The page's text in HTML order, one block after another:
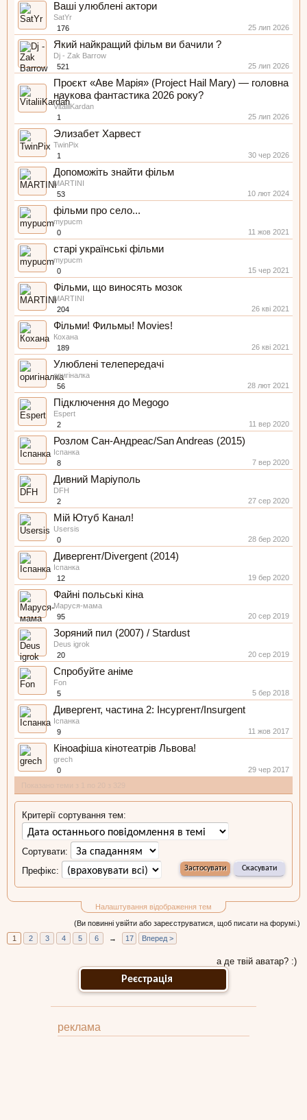
Ваші улюблені актори
SatYr
176
25 лип 2026
Який найкращий фільм ви бачили ?
Dj - Zak Barrow
521
25 лип 2026
Проєкт «Аве Марія» (Project Hail Mary) — головна
наукова фантастика 2026 року?
VitaliiKardan
1
25 лип 2026
Элизабет Харвест
TwinPix
1
30 чер 2026
Допоможіть знайти фільм
MARTINI
53
10 лют 2024
фільми про село...
mypucm
0
11 жов 2021
старі українські фільми
mypucm
0
15 чер 2021
Фільми, що виносять мозок
MARTINI
204
26 кві 2021
Фільми! Фильмы! Movies!
Кохана
189
26 кві 2021
Улюблені телепередачі
оригіналка
56
28 лют 2021
Підключення до Megogo
Espert
2
11 вер 2020
Розлом Сан-Андреас/San Andreas (2015)
Іспанка
8
7 вер 2020
Дивний Маріуполь
DFH
2
27 сер 2020
Мій Ютуб Канал!
Usersis
0
28 бер 2020
Дивергент/Divergent (2014)
Іспанка
12
19 бер 2020
Файні польські кіна
Маруся-мама
95
20 сер 2019
Зоряний пил (2007) / Stardust
Deus igrok
20
20 сер 2019
Спробуйте аніме
Fon
5
5 бер 2018
Дивергент, частина 2: Інсургент/Insurgent
Іспанка
9
11 жов 2017
Кіноафіша кінотеатрів Львова!
grech
0
29 чер 2017
Налаштування відображення тем
Критерії сортування тем:
Сортувати:
Префікс:
(Ви повинні увійти або зареєструватися, щоб писати на форумі.)
1
2 3 4 5 6 → 17 Вперед >
а де твій аватар? :)
Реєстрація
реклама